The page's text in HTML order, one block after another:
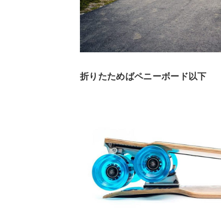
折りたためばペニーボード以下